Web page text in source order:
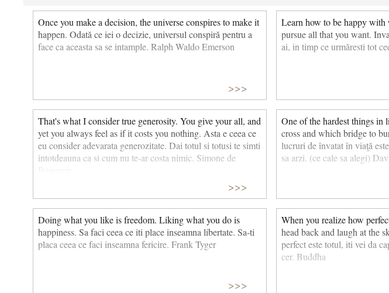
Once you make a decision, the universe conspires to make it
happen. Odată ce iei o decizie, universul conspiră pentru a
face ca aceasta sa se intample. Ralph Waldo Emerson
>>>
Learn how to be happy
pursue all that you want.
ai, in timp ce urmăresti tot
That's what I consider true generosity. You give your all, and
yet you always feel as if it costs you nothing. Asta e ceea ce
eu consider adevarata generozitate. Dai totul si totusi te simti
intotdeauna ca si cum nu te-ar costa nimic. Simone de
Beauvoir
>>>
One of the hardest things in
cross and which bridge to
lucruri de învatat în viaţă
sa arzi. (ce cale sa alegi)
Doing what you like is freedom. Liking what you do is
happiness. Sa faci ceea ce iti place inseamna libertate. Sa-ti
placa ceea ce faci inseamna fericire. Frank Tyger
>>>
When you realize how
head back and laugh at the
perfect este totul, iti vei da
cer. Buddha